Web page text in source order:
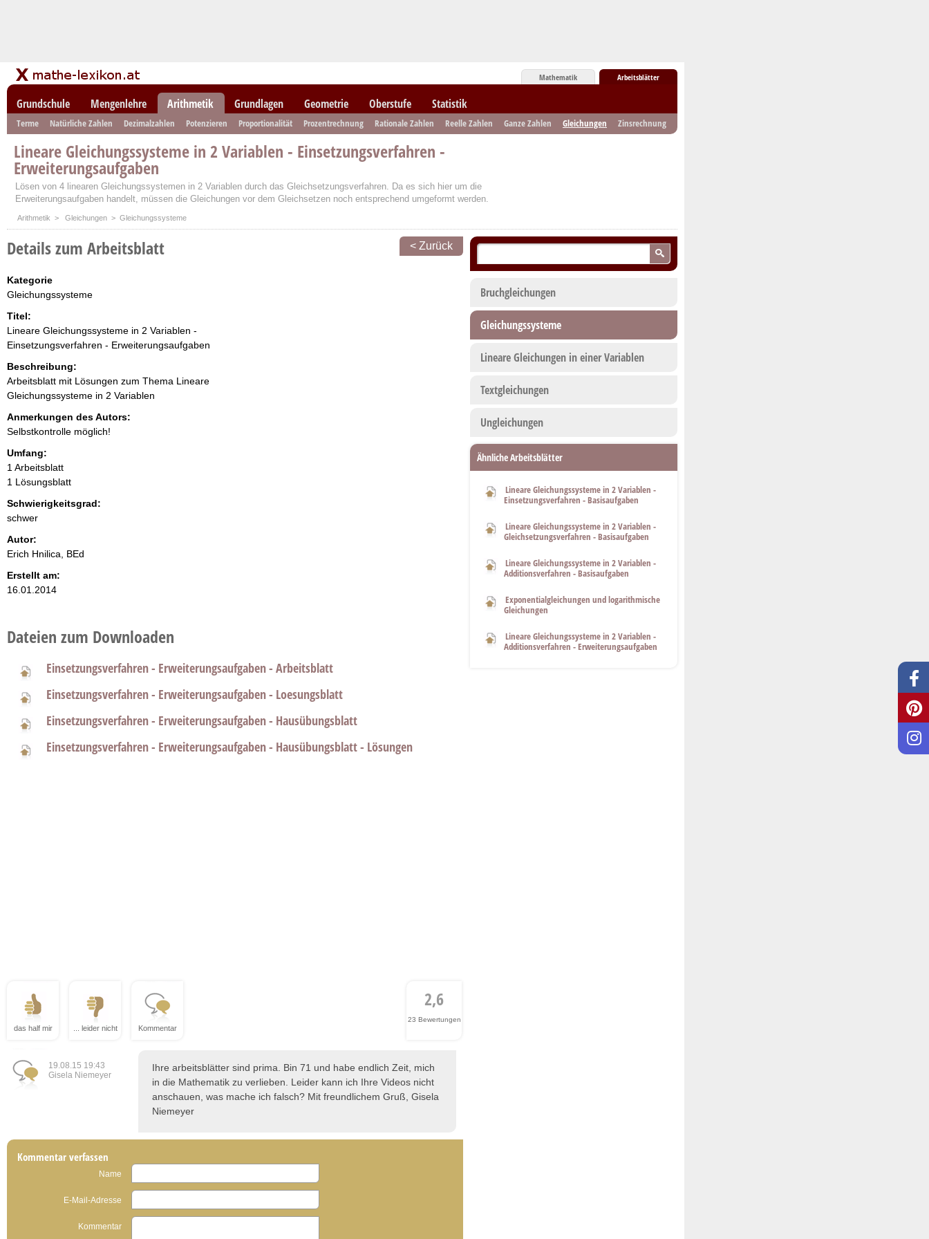
Mathematik Arbeitsblätter
Grundschule Mengenlehre Arithmetik Grundlagen Geometrie Oberstufe Statistik
Terme Natürliche Zahlen Dezimalzahlen Potenzieren Proportionalität Prozentrechnung Rationale Zahlen Reelle Zahlen Ganze Zahlen Gleichungen Zinsrechnung
Lineare Gleichungssysteme in 2 Variablen - Einsetzungsverfahren -
Erweiterungsaufgaben
Lösen von 4 linearen Gleichungssystemen in 2 Variablen durch das Gleichsetzungsverfahren. Da es sich hier um die
Erweiterungsaufgaben handelt, müssen die Gleichungen vor dem Gleichsetzen noch entsprechend umgeformt werden.
Arithmetik > Gleichungen > Gleichungssysteme
< Zurück
Details zum Arbeitsblatt
Kategorie
Gleichungssysteme
Titel:
Lineare Gleichungssysteme in 2 Variablen -
Einsetzungsverfahren - Erweiterungsaufgaben
Beschreibung:
Arbeitsblatt mit Lösungen zum Thema Lineare
Gleichungssysteme in 2 Variablen
Anmerkungen des Autors:
Selbstkontrolle möglich!
Umfang:
1 Arbeitsblatt
1 Lösungsblatt
Schwierigkeitsgrad:
schwer
Autor:
Erich Hnilica, BEd
Erstellt am:
16.01.2014
Dateien zum Downloaden
Einsetzungsverfahren - Erweiterungsaufgaben - Arbeitsblatt
Einsetzungsverfahren - Erweiterungsaufgaben - Loesungsblatt
Einsetzungsverfahren - Erweiterungsaufgaben - Hausübungsblatt
Einsetzungsverfahren - Erweiterungsaufgaben - Hausübungsblatt - Lösungen
das half mir ... leider nicht Kommentar
2,6
23 Bewertungen
19.08.15 19:43
Gisela Niemeyer
Ihre arbeitsblätter sind prima. Bin 71 und habe endlich Zeit, mich
in die Mathematik zu verlieben. Leider kann ich Ihre Videos nicht
anschauen, was mache ich falsch? Mit freundlichem Gruß, Gisela
Niemeyer
Kommentar verfassen
Name
E-Mail-Adresse
Kommentar
Bruchgleichungen
Gleichungssysteme
Lineare Gleichungen in einer Variablen
Textgleichungen
Ungleichungen
Ähnliche Arbeitsblätter
Lineare Gleichungssysteme in 2 Variablen -
Einsetzungsverfahren - Basisaufgaben
Lineare Gleichungssysteme in 2 Variablen -
Gleichsetzungsverfahren - Basisaufgaben
Lineare Gleichungssysteme in 2 Variablen -
Additionsverfahren - Basisaufgaben
Exponentialgleichungen und logarithmische
Gleichungen
Lineare Gleichungssysteme in 2 Variablen -
Additionsverfahren - Erweiterungsaufgaben